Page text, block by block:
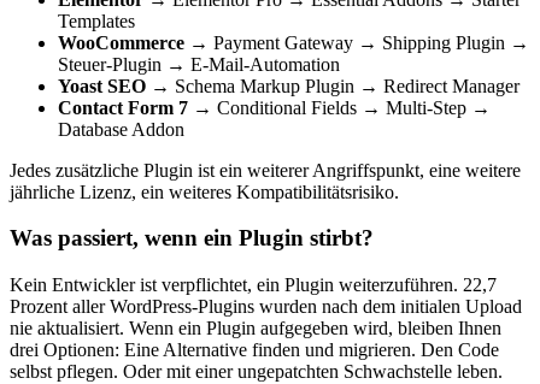
Templates
WooCommerce → Payment Gateway → Shipping Plugin →
Steuer-Plugin → E-Mail-Automation
Yoast SEO → Schema Markup Plugin → Redirect Manager
Contact Form 7 → Conditional Fields → Multi-Step →
Database Addon
Jedes zusätzliche Plugin ist ein weiterer Angriffspunkt, eine weitere
jährliche Lizenz, ein weiteres Kompatibilitätsrisiko.
Was passiert, wenn ein Plugin stirbt?
Kein Entwickler ist verpflichtet, ein Plugin weiterzuführen. 22,7
Prozent aller WordPress-Plugins wurden nach dem initialen Upload
nie aktualisiert. Wenn ein Plugin aufgegeben wird, bleiben Ihnen
drei Optionen: Eine Alternative finden und migrieren. Den Code
selbst pflegen. Oder mit einer ungepatchten Schwachstelle leben.